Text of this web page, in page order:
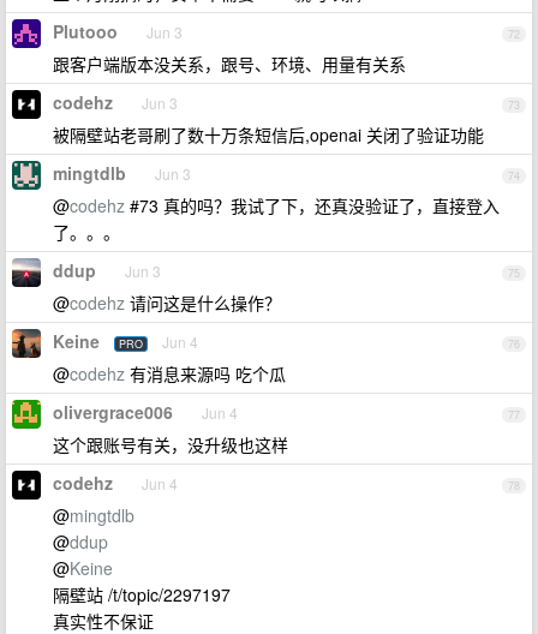
72
Plutooo Jun 3
跟客户端版本没关系，跟号、环境、用量有关系
73
codehz Jun 3
被隔壁站老哥刷了数十万条短信后,openai 关闭了验证功能
74
mingtdlb Jun 3
@codehz #73 真的吗？我试了下，还真没验证了，直接登入
了。。。
75
ddup Jun 3
@codehz 请问这是什么操作？
76
Keine PRO Jun 4
@codehz 有消息来源吗 吃个瓜
77
olivergrace006 Jun 4
这个跟账号有关，没升级也这样
78
codehz Jun 4
@mingtdlb
@ddup
@Keine
隔壁站 /t/topic/2297197
真实性不保证